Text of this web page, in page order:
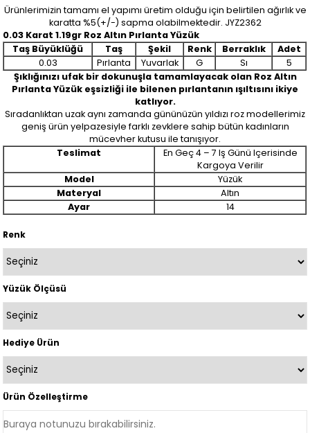
Ürünlerimizin tamamı el yapımı üretim olduğu için belirtilen ağırlık ve
karatta %5(+/-) sapma olabilmektedir. JYZ2362
0.03 Karat 1.19gr Roz Altın Pırlanta Yüzük
Taş Büyüklüğü
Taş Şekil Renk Berraklık
Adet
0.03
Pırlanta Yuvarlak G Sı
5
Şıklığınızı ufak bir dokunuşla tamamlayacak olan Roz Altın
Pırlanta Yüzük eşsizliği ile bilenen pırlantanın ışıltısını ikiye
katlıyor.
Sıradanlıktan uzak aynı zamanda gününüzün yıldızı roz modellerimiz
geniş ürün yelpazesiyle farklı zevklere sahip bütün kadınların
mücevher kutusu ile tanışıyor.
Teslimat
En Geç 4 – 7 Iş Günü Içerisinde
Kargoya Verilir
Model
Yüzük
Materyal
Altın
Ayar
14
Renk
Yüzük Ölçüsü
Hediye Ürün
Ürün Özelleştirme